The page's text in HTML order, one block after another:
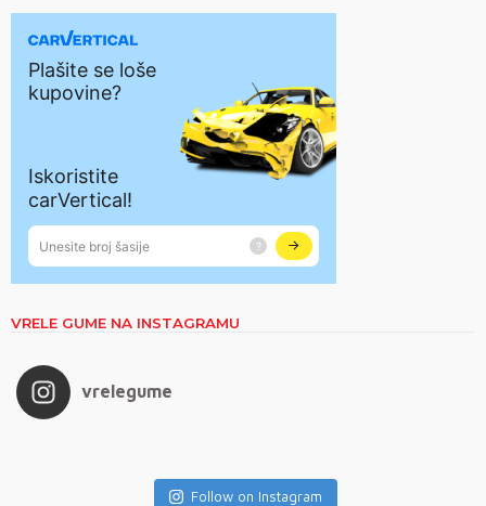
VRELE GUME NA INSTAGRAMU
vrelegume
Follow on Instagram